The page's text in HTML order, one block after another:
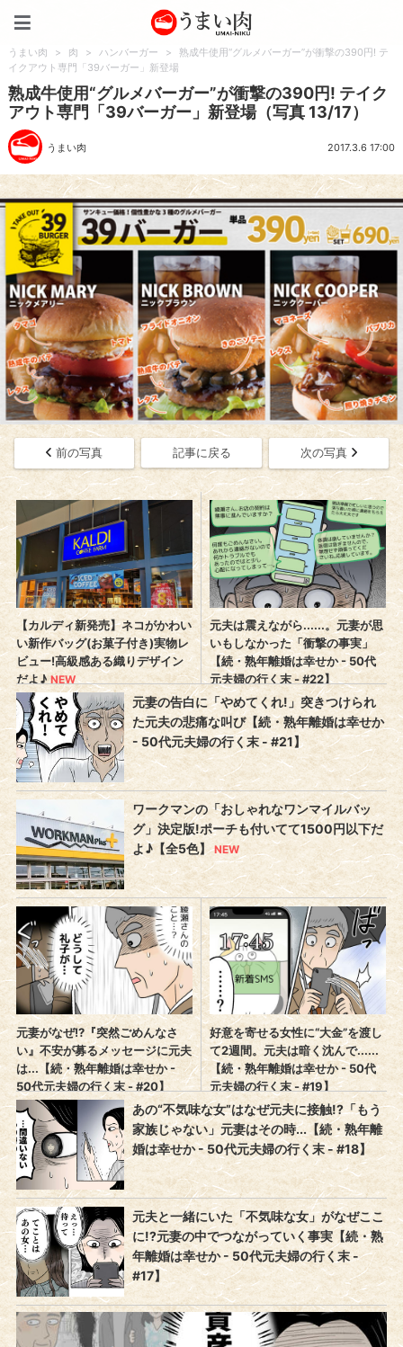
うまい肉 > 肉 > ハンバーガー >
熟成牛使用“グルメバーガー”が衝撃の390円! テ
イクアウト専門「39バーガー」新登場
熟成牛使用“グルメバーガー”が衝撃の390円! テイク
アウト専門「39バーガー」新登場（写真 13/17）
うまい肉 2017.3.6 17:00
前の写真 記事に戻る 次の写真